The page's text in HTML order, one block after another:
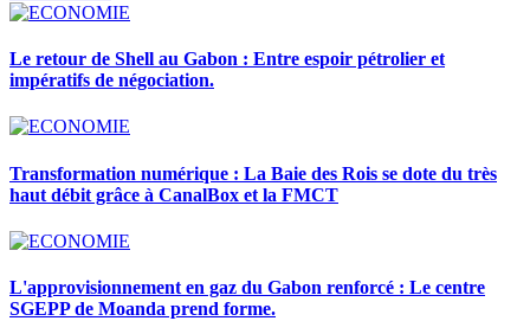
Le retour de Shell au Gabon : Entre espoir pétrolier et
impératifs de négociation.
Transformation numérique : La Baie des Rois se dote du très
haut débit grâce à CanalBox et la FMCT
L'approvisionnement en gaz du Gabon renforcé : Le centre
SGEPP de Moanda prend forme.